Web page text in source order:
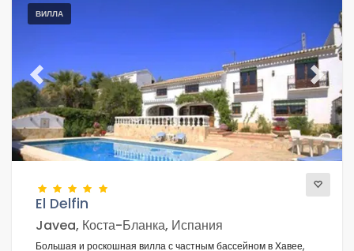
Комфорт
Услуги
Виды
Дополнительные категории
ВИЛЛА
Previous Next
El Delfin
Javea, Коста-Бланка, Испания
Большая и роскошная вилла с частным бассейном в Хавее,